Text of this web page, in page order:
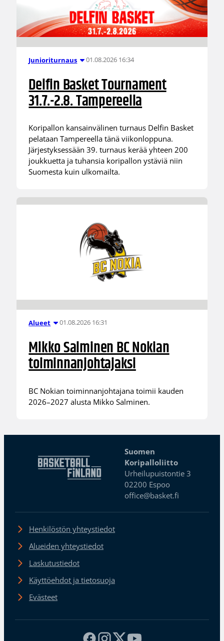
Junioriturnaus 01.08.2026 16:34
Delfin Basket Tournament
31.7.-2.8. Tampereella
Koripallon kansainvälinen turnaus Delfin Basket
pelataan Tampereella tänä viikonloppuna.
Järjestyksessään 39. turnaus kerää yhteen 200
joukkuetta ja tuhansia koripallon ystäviä niin
Suomesta kuin ulkomailta.
Alueet 01.08.2026 16:31
Mikko Salminen BC Nokian
toiminnanjohtajaksi
BC Nokian toiminnanjohtajana toimii kauden
2026–2027 alusta Mikko Salminen.
Suomen
Koripalloliitto
Urheilupuistontie 3
02200 Espoo
office@basket.fi
Henkilöstön yhteystiedot
Alueiden yhteystiedot
Laskutustiedot
Käyttöehdot ja tietosuoja
Evästeet